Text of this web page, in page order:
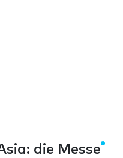
die Messe